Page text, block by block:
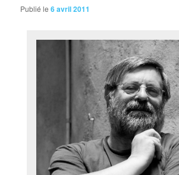
Publié le6 avril 2011